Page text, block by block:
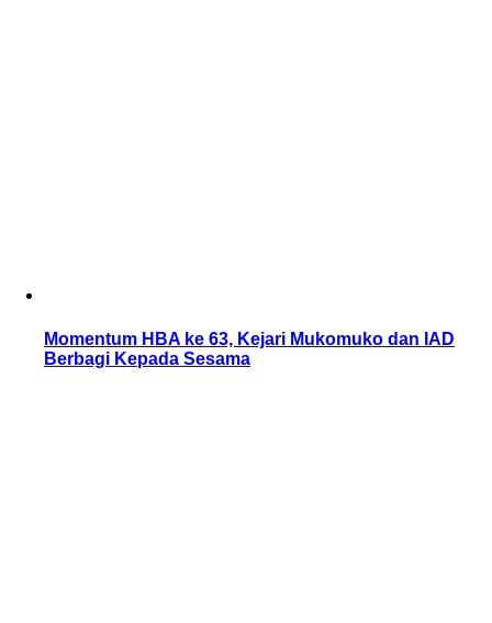
Momentum HBA ke 63, Kejari Mukomuko dan IAD
Berbagi Kepada Sesama